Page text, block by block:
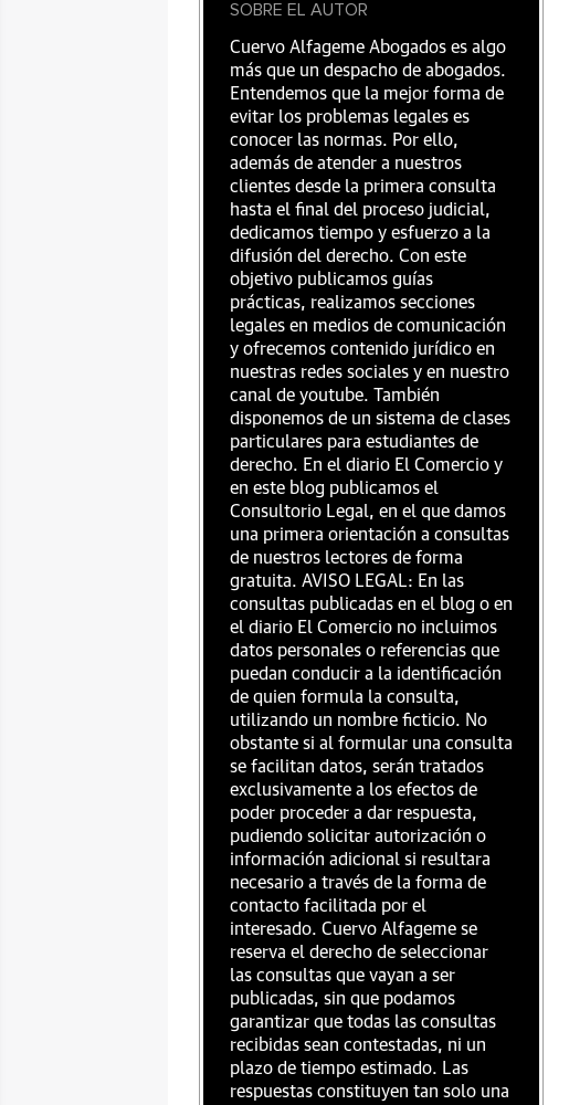
SOBRE EL AUTOR
Cuervo Alfageme Abogados es algo
más que un despacho de abogados.
Entendemos que la mejor forma de
evitar los problemas legales es
conocer las normas. Por ello,
además de atender a nuestros
clientes desde la primera consulta
hasta el final del proceso judicial,
dedicamos tiempo y esfuerzo a la
difusión del derecho. Con este
objetivo publicamos guías
prácticas, realizamos secciones
legales en medios de comunicación
y ofrecemos contenido jurídico en
nuestras redes sociales y en nuestro
canal de youtube. También
disponemos de un sistema de clases
particulares para estudiantes de
derecho. En el diario El Comercio y
en este blog publicamos el
Consultorio Legal, en el que damos
una primera orientación a consultas
de nuestros lectores de forma
gratuita. AVISO LEGAL: En las
consultas publicadas en el blog o en
el diario El Comercio no incluimos
datos personales o referencias que
puedan conducir a la identificación
de quien formula la consulta,
utilizando un nombre ficticio. No
obstante si al formular una consulta
se facilitan datos, serán tratados
exclusivamente a los efectos de
poder proceder a dar respuesta,
pudiendo solicitar autorización o
información adicional si resultara
necesario a través de la forma de
contacto facilitada por el
interesado. Cuervo Alfageme se
reserva el derecho de seleccionar
las consultas que vayan a ser
publicadas, sin que podamos
garantizar que todas las consultas
recibidas sean contestadas, ni un
plazo de tiempo estimado. Las
respuestas constituyen tan solo una